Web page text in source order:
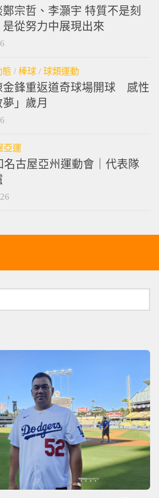
鄭宗哲、李灝宇 特質不是刻
是從努力中展現出來
態 / 棒球 / 球類運動
金鋒重返道奇球場開球 感性
」歲月
亞運
名古屋亞州運動會｜代表隊